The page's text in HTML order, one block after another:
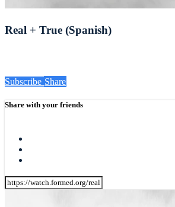
Real + True (Spanish)
Subscribe Share
Share with your friends